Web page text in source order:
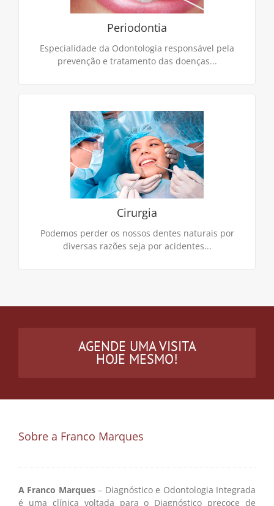
Periodontia
Especialidade da Odontologia responsável pela
prevenção e tratamento das doenças...
dos dentes (tratamento da gengiva e do osso).
Cirurgia
Podemos perder os nossos dentes naturais por
diversas razões seja por acidentes...
Cirurgia
Podemos perder os nossos dentes naturais por
diversas razões seja por acidentes, cáries, doenças
da gengiva ou outros problemas de saúde oral.
CONTINUE LENDO
AGENDE UMA VISITA
HOJE MESMO!
Sobre a Franco Marques
A Franco Marques– Diagnóstico e Odontologia Integrada
é uma clínica voltada para o Diagnóstico precoce de